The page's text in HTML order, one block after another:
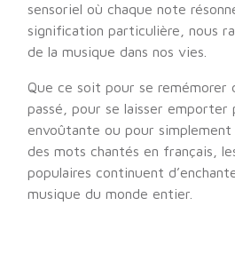
sensoriel où chaque note
signification particulière, nous
de la musique dans nos vies.
Que ce soit pour se remémorer
passé, pour se laisser emporter
envoûtante ou pour
des mots chantés en français,
populaires continuent
musique du monde entier.